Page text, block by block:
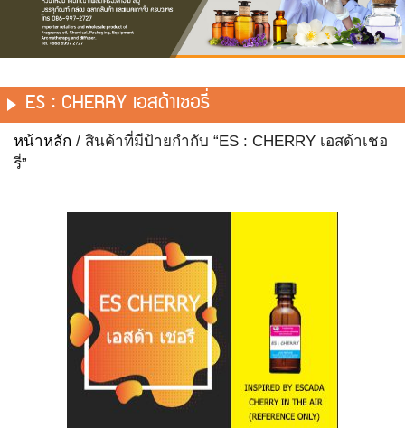
ES : CHERRY เอสด้าเชอรี่
หน้าหลัก / สินค้าที่มีป้ายกำกับ “ES : CHERRY เอสด้าเชอ
รี่”